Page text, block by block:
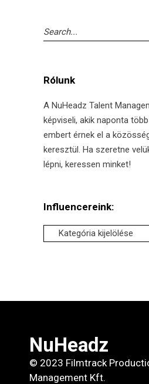
Search
for:
Rólunk
A NuHeadz Talent
képviseli, akik naponta
embert érnek el a
keresztül. Ha szeretne
lépni, keressen minket!
Influencereink:
Influencereink:
NuHeadz
© 2023 Filmtrack
Management Kft.